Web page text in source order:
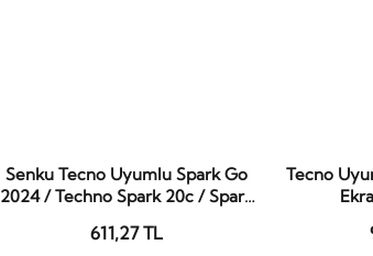
Sepete Ekle
Senku Tecno Uyumlu Spark Go
2024 / Techno Spark 20c / Spark
/ Hot 40i Lcd Ekran Siyah Çıtasız
611,27 TL
Tecno